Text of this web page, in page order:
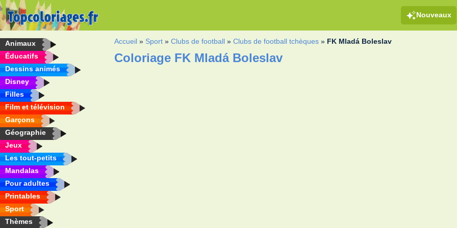
Nouveaux
Animaux
Éducatifs
Dessins animés
Disney
Filles
Film et télévision
Garçons
Géographie
Jeux
Les tout-petits
Mandalas
Pour adultes
Printables
Sport
Thèmes
Accueil » Sport »Clubs de football »Clubs de football tchèques » FK Mladá Boleslav
Coloriage FK Mladá Boleslav